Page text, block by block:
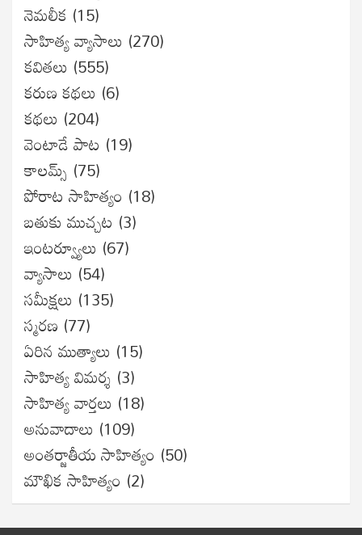
నెమలీక (15)
సాహిత్య వ్యాసాలు (270)
కవితలు (555)
కరుణ కథలు (6)
కథలు (204)
వెంటాడే పాట (19)
కాలమ్స్ (75)
పోరాట సాహిత్యం (18)
బతుకు ముచ్చట (3)
ఇంటర్వ్యూలు (67)
వ్యాసాలు (54)
సమీక్షలు (135)
స్మరణ (77)
ఏరిన ముత్యాలు (15)
సాహిత్య విమర్శ (3)
సాహిత్య వార్తలు (18)
అనువాదాలు (109)
అంతర్జాతీయ సాహిత్యం (50)
మౌఖిక సాహిత్యం (2)